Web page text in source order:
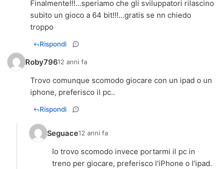
Finalmente!!!...speriamo che gli sviluppatori rilascino
subito un gioco a 64 bit!!!...gratis se nn chiedo
troppo
Rispondi
Roby79612 anni fa
Trovo comunque scomodo giocare con un ipad o un
iphone, preferisco il pc..
Rispondi
Seguace12 anni fa
Io trovo scomodo invece portarmi il pc in
treno per giocare, preferisco l'iPhone o l'ipad.